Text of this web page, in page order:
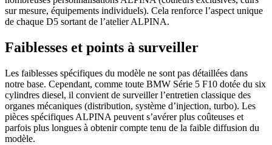
sur mesure, équipements individuels). Cela renforce l’aspect unique
de chaque D5 sortant de l’atelier ALPINA.
Faiblesses et points à surveiller
Les faiblesses spécifiques du modèle ne sont pas détaillées dans
notre base. Cependant, comme toute BMW Série 5 F10 dotée du six
cylindres diesel, il convient de surveiller l’entretien classique des
organes mécaniques (distribution, système d’injection, turbo). Les
pièces spécifiques ALPINA peuvent s’avérer plus coûteuses et
parfois plus longues à obtenir compte tenu de la faible diffusion du
modèle.